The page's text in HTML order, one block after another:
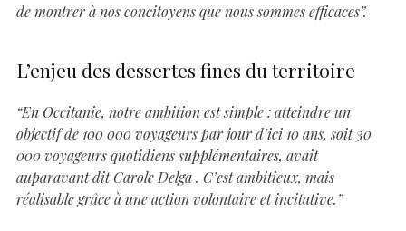
de montrer à nos concitoyens que nous sommes efficaces”.
L’enjeu des dessertes fines du territoire
“En Occitanie, notre ambition est simple : atteindre un
objectif de 100 000 voyageurs par jour d’ici 10 ans, soit 30
000 voyageurs quotidiens supplémentaires, avait
auparavant dit Carole Delga . C’est ambitieux, mais
réalisable grâce à une action volontaire et incitative.”